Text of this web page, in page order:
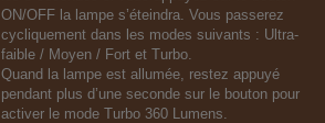
ON/OFF la lampe s’éteindra. Vous passerez
cycliquement dans les modes suivants : Ultra-
faible / Moyen / Fort et Turbo.
Quand la lampe est allumée, restez appuyé
pendant plus d’une seconde sur le bouton pour
activer le mode Turbo 360 Lumens.